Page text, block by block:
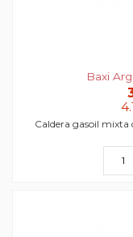
Baxi
Caldera gasoil mixta